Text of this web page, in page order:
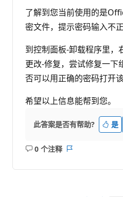
了解到您当前使用的是
密文件，提示密码输入不正
到控制面板-卸载程序里
更改-修复，尝试修复一下
否可以用正确的密码打开该
希望以上信息能帮到您。
此答案是否有帮助? 是
0 个注释
无